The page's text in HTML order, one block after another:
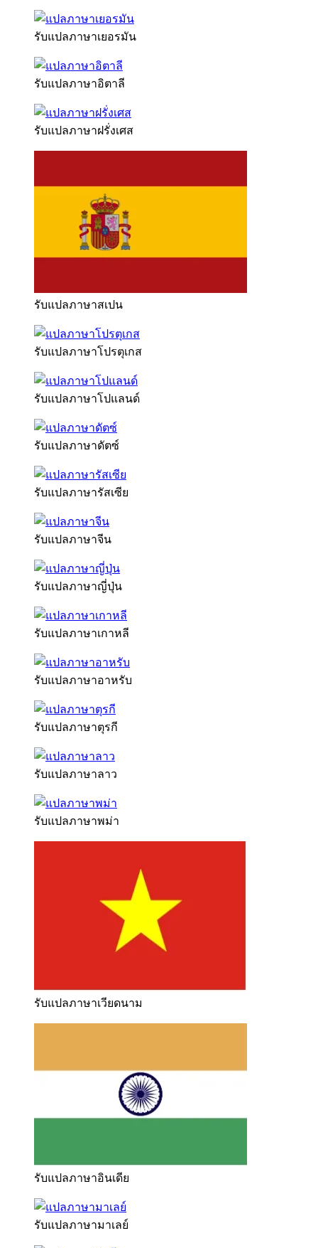
รับแปลภาษาเยอรมัน
รับแปลภาษาอิตาลี
รับแปลภาษาฝรั่งเศส
รับแปลภาษาสเปน
รับแปลภาษาโปรตุเกส
รับแปลภาษาโปแลนด์
รับแปลภาษาดัตซ์
รับแปลภาษารัสเซีย
รับแปลภาษาจีน
รับแปลภาษาญี่ปุ่น
รับแปลภาษาเกาหลี
รับแปลภาษาอาหรับ
รับแปลภาษาตุรกี
รับแปลภาษาลาว
รับแปลภาษาพม่า
รับแปลภาษาเวียดนาม
รับแปลภาษาอินเดีย
รับแปลภาษามาเลย์